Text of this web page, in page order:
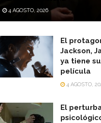
4 AGOSTO, 2026
El
Jackson,
ya tiene
película
4 AGOSTO,
El